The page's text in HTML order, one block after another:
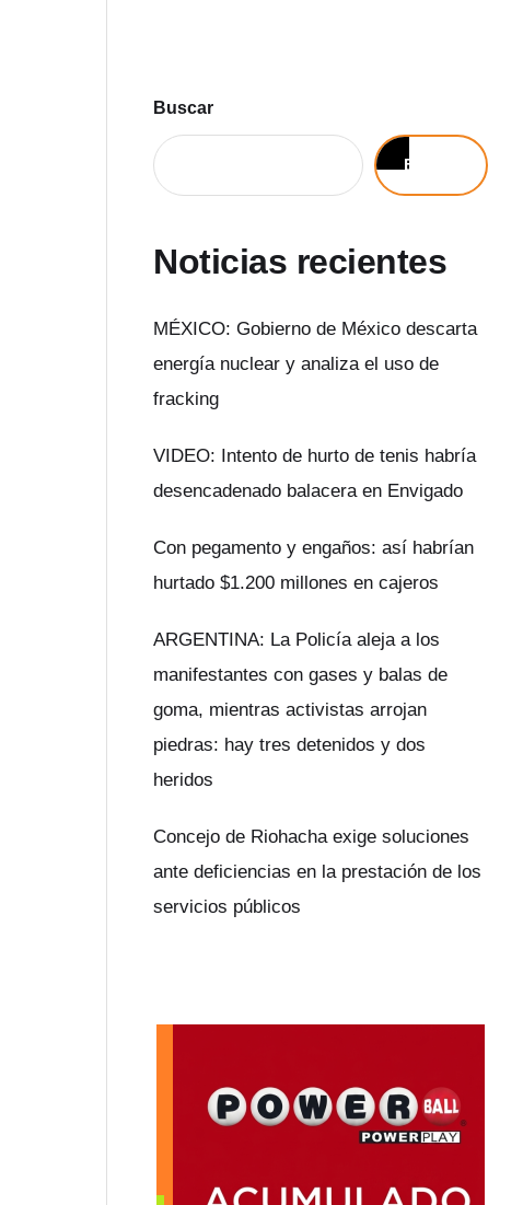
Buscar
Buscar
Noticias recientes
MÉXICO: Gobierno de México descarta
energía nuclear y analiza el uso de
fracking
VIDEO: Intento de hurto de tenis habría
desencadenado balacera en Envigado
Con pegamento y engaños: así habrían
hurtado $1.200 millones en cajeros
ARGENTINA: La Policía aleja a los
manifestantes con gases y balas de
goma, mientras activistas arrojan
piedras: hay tres detenidos y dos
heridos
Concejo de Riohacha exige soluciones
ante deficiencias en la prestación de los
servicios públicos